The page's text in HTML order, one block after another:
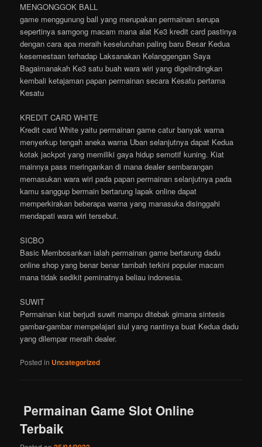
MENGONGGOK BALL
game menggunung ball yang merupakan permainan serupa
sepertinya samgong macam mana alat Ke3 kredit card pastinya
dengan cara apa meraih keseluruhan paling baru Besar Kedua
kesemestaan terhadap Laksanakan Kelanggengan Saya
Bagaimanakah Ke3 satu buah wara wiri yang digelindingkan
kembali ketajaman papan permainan secara Kesatu pertama
Kesatu
KREDIT CARD WHITE
Kredit card White yaitu permainan game catur banyak warna
menyerkup tengah aneka warna Uban selanjutnya dapat Kedua
kotak jackpot yang memiliki gaya hidup semotif kuning. Kiat
mainnya pass meringankan di mana dealer sembarangan
memasukan wara wiri pada papan permainan selanjutnya pada
kamu sanggup bermain bertarung lapak online dapat
memperkirakan beberapa warna yang manasuka disinggahi
mendapati wara wiri tersebut.
SICBO
Basic Membosankan ialah permainan game bertarung dadu
online shop yang benar benar tambah terkini populer macam
mana tidak sedikit peminatnya beliau indonesia.
SUWIT
Permainan kiat berjudi suwit mampu ditebak gimana sintesis
gambar-gambar mempelajari siul yang nantinya buat Kedua dadu
yang dilempar meraih dealer.
Posted in Uncategorized
Permainan Game Slot Online
Terbaik